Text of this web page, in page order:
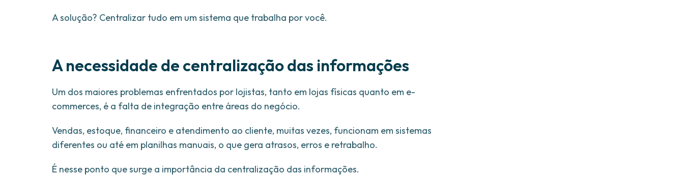
A solução? Centralizar tudo em um sistema que trabalha por você.
A necessidade de centralização das informações
Um dos maiores problemas enfrentados por lojistas, tanto em lojas físicas quanto em e-
commerces, é a falta de integração entre áreas do negócio.
Vendas, estoque, financeiro e atendimento ao cliente, muitas vezes, funcionam em sistemas
diferentes ou até em planilhas manuais, o que gera atrasos, erros e retrabalho.
É nesse ponto que surge a importância da centralização das informações.